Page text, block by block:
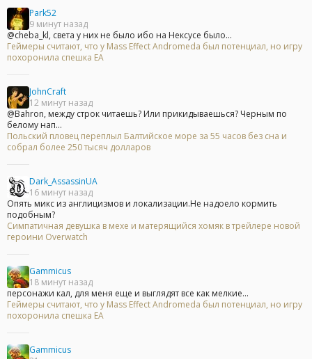
Park52
9 минут назад
@cheba_kl, света у них не было ибо на Нексусе было...
Геймеры считают, что у Mass Effect Andromeda был потенциал, но игру
похоронила спешка EA
JohnCraft
12 минут назад
@Bahron, между строк читаешь? Или прикидываешься? Черным по
белому нап...
Польский пловец переплыл Балтийское море за 55 часов без сна и
собрал более 250 тысяч долларов
Dark_AssassinUA
16 минут назад
Опять микс из англицизмов и локализации.Не надоело кормить
подобным?
Симпатичная девушка в мехе и матерящийся хомяк в трейлере новой
героини Overwatch
Gammicus
18 минут назад
персонажи кал, для меня еще и выглядят все как мелкие...
Геймеры считают, что у Mass Effect Andromeda был потенциал, но игру
похоронила спешка EA
Gammicus